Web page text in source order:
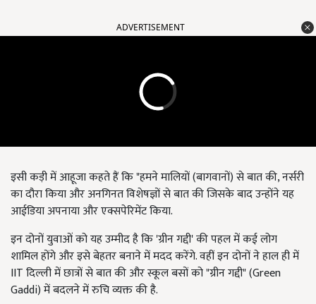
ADVERTISEMENT
इसी कड़ी में आहूजा कहते हैं कि "हमने मालियों (बागवानों) से बात की, नर्सरी
का दौरा किया और अनगिनत विशेषज्ञों से बात की जिसके बाद उन्होंने यह
आईडिया अपनाया और एक्सपेरिमेंट किया.
इन दोनों युवाओं को यह उम्मीद है कि 'ग्रीन गद्दी' की पहल में कई लोग
शामिल होंगे और इसे बेहतर बनाने में मदद करेंगे. वहीं इन दोनों ने हाल ही में
IIT दिल्ली में छात्रों से बात की और स्कूल बसों को "ग्रीन गद्दी" (Green
Gaddi) में बदलने में रुचि व्यक्त की है.